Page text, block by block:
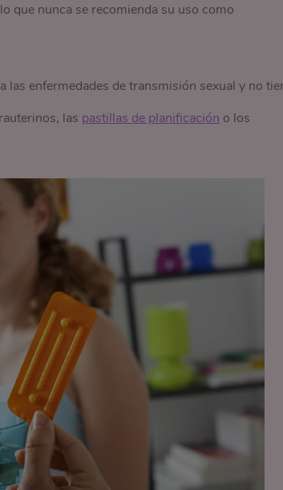
que nunca se recomienda su uso como
enfermedades de transmisión sexual y no
las pastillas de planificación o los